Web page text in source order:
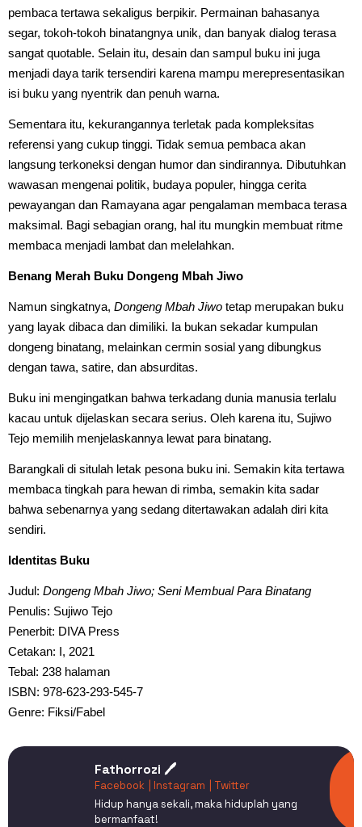
pembaca tertawa sekaligus berpikir. Permainan bahasanya
segar, tokoh-tokoh binatangnya unik, dan banyak dialog terasa
sangat quotable. Selain itu, desain dan sampul buku ini juga
menjadi daya tarik tersendiri karena mampu merepresentasikan
isi buku yang nyentrik dan penuh warna.
Sementara itu, kekurangannya terletak pada kompleksitas
referensi yang cukup tinggi. Tidak semua pembaca akan
langsung terkoneksi dengan humor dan sindirannya. Dibutuhkan
wawasan mengenai politik, budaya populer, hingga cerita
pewayangan dan Ramayana agar pengalaman membaca terasa
maksimal. Bagi sebagian orang, hal itu mungkin membuat ritme
membaca menjadi lambat dan melelahkan.
Benang Merah Buku Dongeng Mbah Jiwo
Namun singkatnya, Dongeng Mbah Jiwo tetap merupakan buku
yang layak dibaca dan dimiliki. Ia bukan sekadar kumpulan
dongeng binatang, melainkan cermin sosial yang dibungkus
dengan tawa, satire, dan absurditas.
Buku ini mengingatkan bahwa terkadang dunia manusia terlalu
kacau untuk dijelaskan secara serius. Oleh karena itu, Sujiwo
Tejo memilih menjelaskannya lewat para binatang.
Barangkali di situlah letak pesona buku ini. Semakin kita tertawa
membaca tingkah para hewan di rimba, semakin kita sadar
bahwa sebenarnya yang sedang ditertawakan adalah diri kita
sendiri.
Identitas Buku
Judul: Dongeng Mbah Jiwo; Seni Membual Para Binatang
Penulis: Sujiwo Tejo
Penerbit: DIVA Press
Cetakan: I, 2021
Tebal: 238 halaman
ISBN: 978-623-293-545-7
Genre: Fiksi/Fabel
Fathorrozi 🖊️
Facebook | Instagram
| Twitter
Hidup hanya sekali, maka hiduplah yang
bermanfaat!